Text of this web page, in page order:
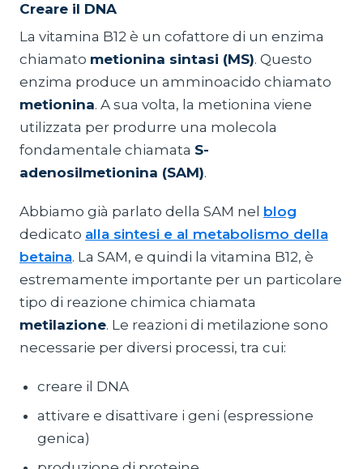
Creare il DNA
La vitamina B12 è un cofattore di un enzima
chiamato metionina sintasi (MS). Questo
enzima produce un amminoacido chiamato
metionina. A sua volta, la metionina viene
utilizzata per produrre una molecola
fondamentale chiamata S-
adenosilmetionina (SAM).
Abbiamo già parlato della SAM nel blog
dedicato alla sintesi e al metabolismo della
betaina. La SAM, e quindi la vitamina B12, è
estremamente importante per un particolare
tipo di reazione chimica chiamata
metilazione. Le reazioni di metilazione sono
necessarie per diversi processi, tra cui:
creare il DNA
attivare e disattivare i geni (espressione
genica)